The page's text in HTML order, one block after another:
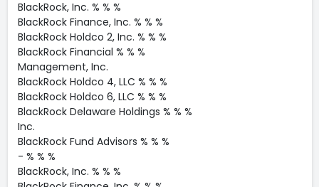
BlackRock, Inc. % % %
BlackRock Finance, Inc. % % %
BlackRock Holdco 2, Inc. % % %
BlackRock Financial % % %
Management, Inc.
BlackRock Holdco 4, LLC % % %
BlackRock Holdco 6, LLC % % %
BlackRock Delaware Holdings % % %
Inc.
BlackRock Fund Advisors % % %
- % % %
BlackRock, Inc. % % %